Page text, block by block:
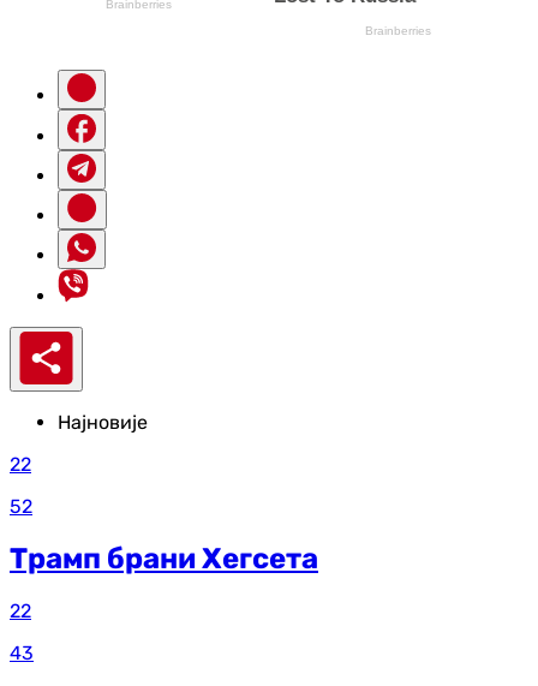
Најновије
22
52
Трамп брани Хегсета
22
43